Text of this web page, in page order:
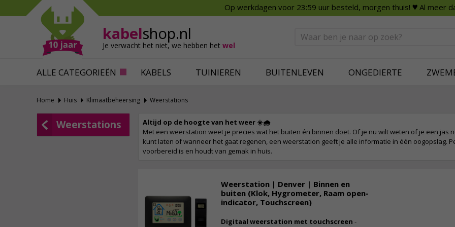
Op werkdagen voor 23:59 uur besteld, morgen thuis! ♥ Al meer
kabelshop.nl
Je verwacht het niet, we hebben het wel
ALLE CATEGORIEËN KABELS TUINIEREN BUITENLEVEN ONGEDIERTE
Mollen verjagen
Slakken bestrijden
Katten verjagen
Alles tegen ongedierte
Verfbenodigdheden
Behangbenodigdheden
Ventilatie
Smart Home
Deurbellen
Slimme
Home Huis Klimaatbeheersing Weerstations
Weerstations
Altijd op de hoogte van het weer ☀️🌧️
Met een weerstation weet je precies wat het buiten én binnen doet. Of je nu wilt weten of je een jas
kunt laten of wanneer het gaat regenen, een weerstation geeft je alle informatie in één oogopslag.
voorbereid is en houdt van gemak in huis.
Weerstation | Denver | Binnen en
buiten (Klok, Hygrometer, Raam open-
indicator, Touchscreen)
Digitaal weerstation met touchscreen -